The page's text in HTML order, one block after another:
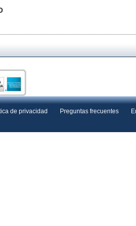
de privacidad Preguntas frecuentes